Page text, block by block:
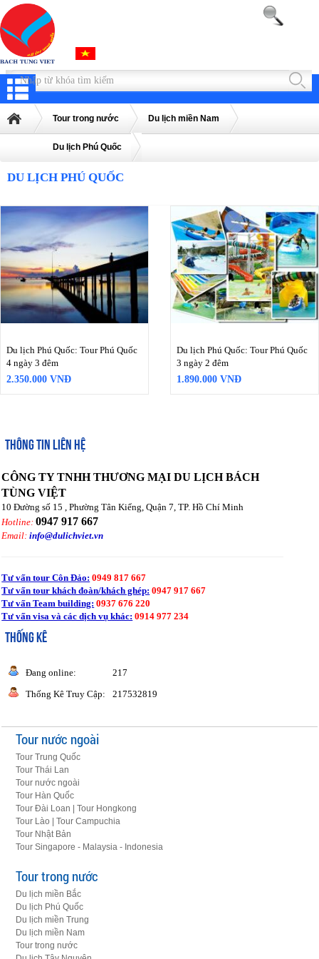
Tour trong nước Du lịch miền Nam
Du lịch Phú Quốc
DU LỊCH PHÚ QUỐC
Du lịch Phú Quốc: Tour Phú Quốc
4 ngày 3 đêm
2.350.000 VNĐ
Du lịch Phú Quốc: Tour Phú Quốc
3 ngày 2 đêm
1.890.000 VNĐ
THÔNG TIN LIÊN HỆ
CÔNG TY TNHH THƯƠNG MẠI DU LỊCH BÁCH
TÙNG VIỆT
10 Đường số 15 , Phường Tân Kiểng, Quận 7, TP. Hồ Chí Minh
Hotline:0947 917 667
Email:info@dulichviet.vn
Tư vấn tour Côn Đảo: 0949 817 667
Tư vấn tour khách đoàn/khách ghép: 0947 917 667
Tư vấn Team building: 0937 676 220
Tư vấn visa và các dịch vụ khác: 0914 977 234
THỐNG KÊ
Đang online:
217
Thống Kê Truy Cập:
217532819
Tour nước ngoài
Tour Trung Quốc
Tour Thái Lan
Tour nước ngoài
Tour Hàn Quốc
Tour Đài Loan | Tour Hongkong
Tour Lào | Tour Campuchia
Tour Nhật Bản
Tour Singapore - Malaysia - Indonesia
Tour trong nước
Du lịch miền Bắc
Du lịch Phú Quốc
Du lịch miền Trung
Du lịch miền Nam
Tour trong nước